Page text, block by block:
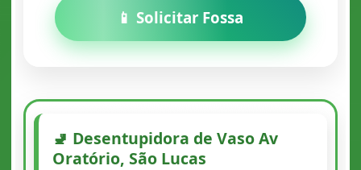
📱 Solicitar Fossa
🚽 Desentupidora de Vaso Av
Oratório, São Lucas